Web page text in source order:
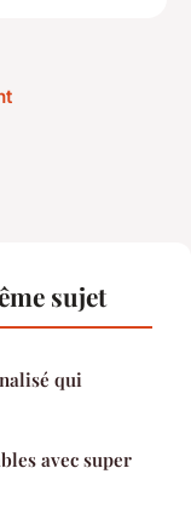
sujet
qui
avec super